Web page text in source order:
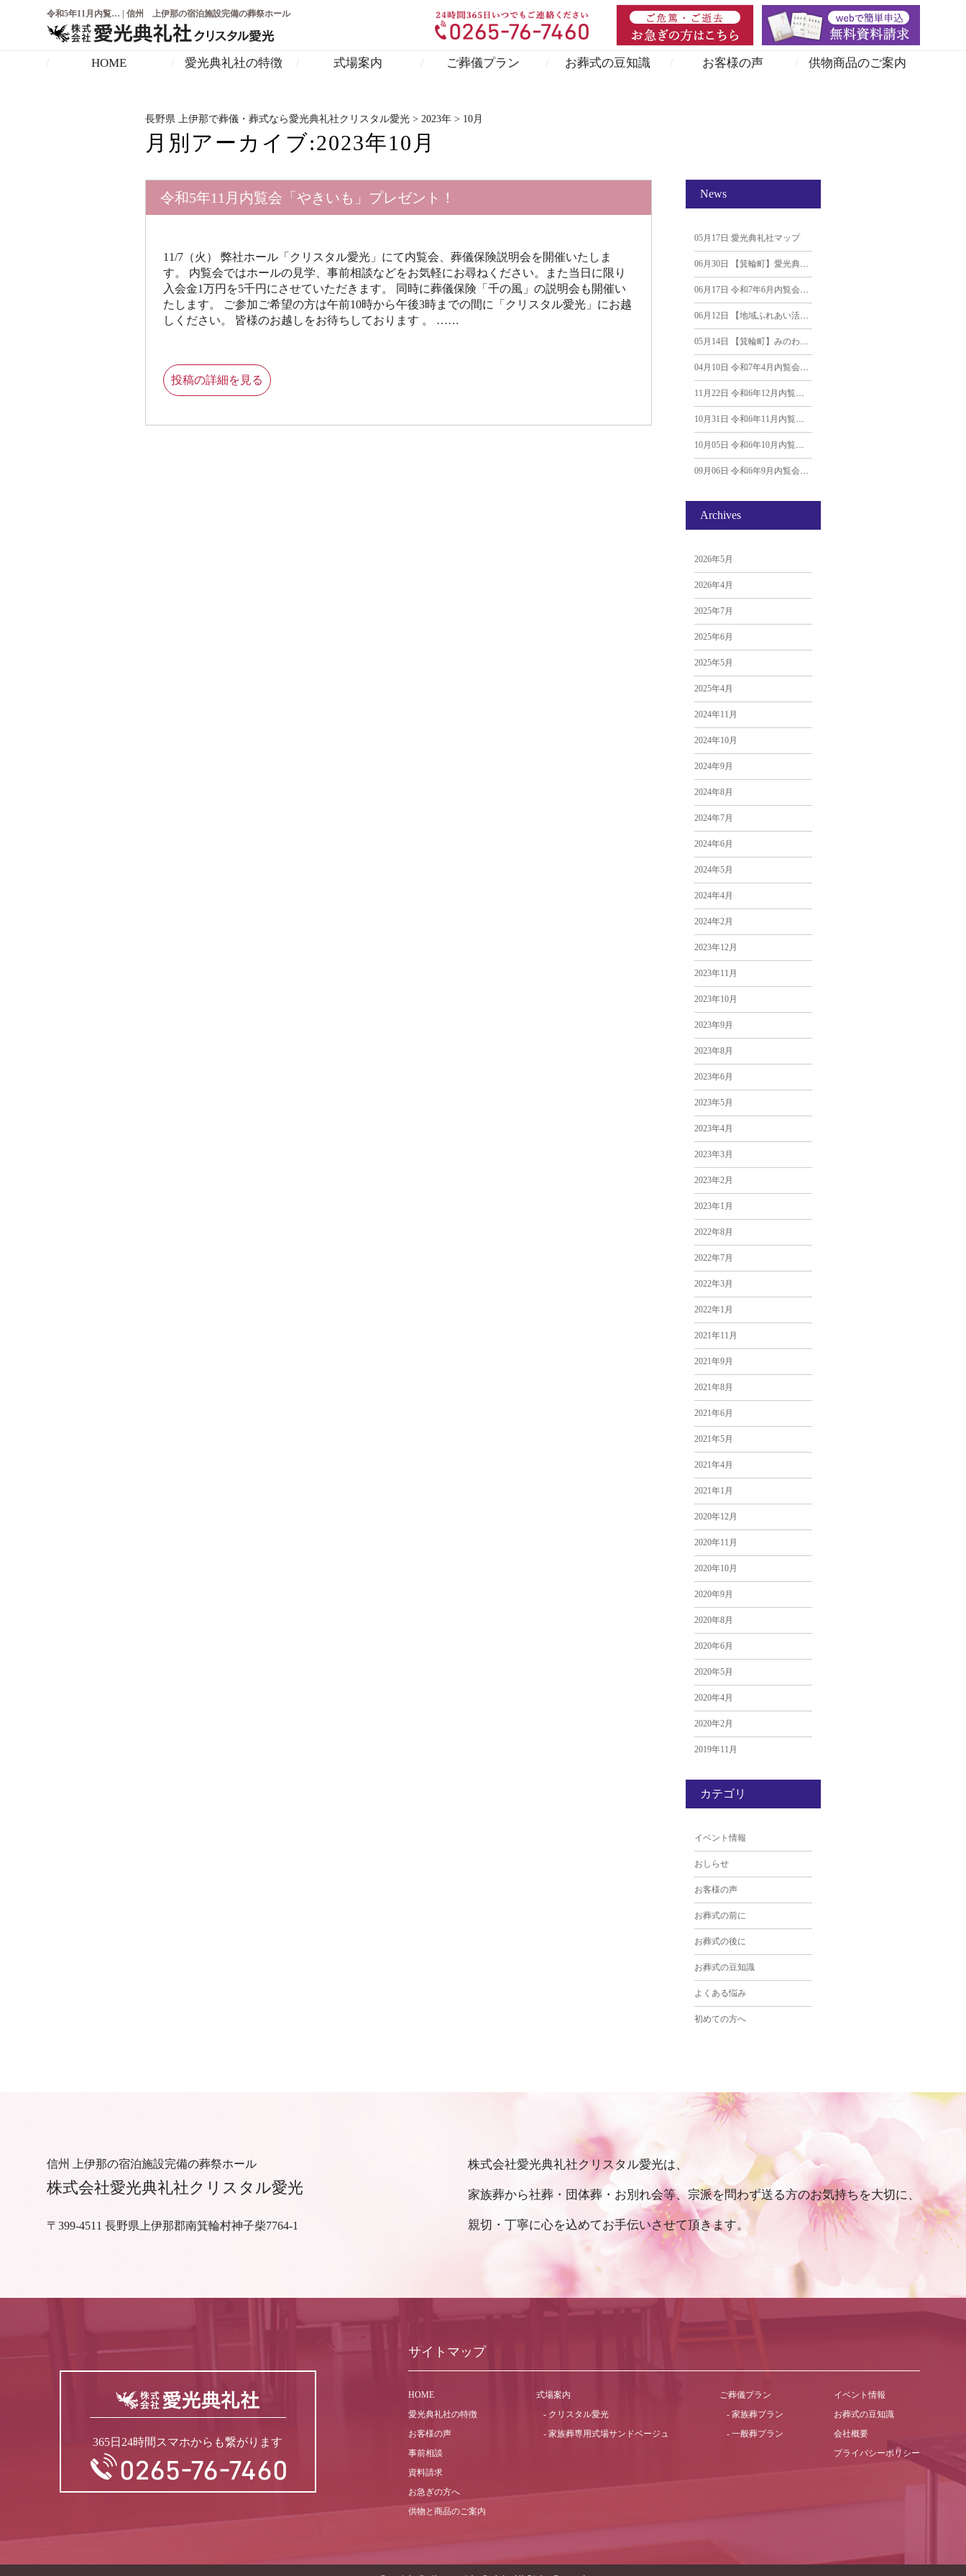
令和5年11月内覧… | 信州 上伊那の宿泊施設完備の葬祭ホール
HOME 愛光典礼社の特徴 式場案内 ご葬儀プラン お葬式の豆知識 お客様の声 供物商品のご案内
長野県 上伊那で葬儀・葬式なら愛光典礼社クリスタル愛光 > 2023年 > 10月
月別アーカイブ:2023年10月
令和5年11月内覧会「やきいも」プレゼント！
11/7（火） 弊社ホール「クリスタル愛光」にて内覧会、葬儀保険説明会を開催いたしま
す。 内覧会ではホールの見学、事前相談などをお気軽にお尋ねください。また当日に限り
入会金1万円を5千円にさせていただきます。 同時に葬儀保険「千の風」の説明会も開催い
たします。 ご参加ご希望の方は午前10時から午後3時までの間に「クリスタル愛光」にお越
しください。 皆様のお越しをお待ちしております 。 ……
投稿の詳細を見る
News
05月17日 愛光典礼社マップ
06月30日 【箕輪町】愛光典礼社主催｜セレモニーホール見学＆葬儀個別相談会のお知らせ
06月17日 令和7年6月内覧会「季節のおはぎ」プレゼント！
06月12日 【地域ふれあい活動】南箕輪村の園児と一緒にバラのアレンジ体験
05月14日 【箕輪町】みのわホールグランドオープンのお知らせ｜愛光典礼社
04月10日 令和7年4月内覧会「あん生シュー」プレゼント！
11月22日 令和6年12月内覧会「マフィン」プレゼント！
10月31日 令和6年11月内覧会「アップルパイ」プレゼント！
10月05日 令和6年10月内覧会「おばけマシュマロ」プレゼント！
09月06日 令和6年9月内覧会「味菓町しばらく様 ずく餅」プレゼント！
Archives
2026年5月
2026年4月
2025年7月
2025年6月
2025年5月
2025年4月
2024年11月
2024年10月
2024年9月
2024年8月
2024年7月
2024年6月
2024年5月
2024年4月
2024年2月
2023年12月
2023年11月
2023年10月
2023年9月
2023年8月
2023年6月
2023年5月
2023年4月
2023年3月
2023年2月
2023年1月
2022年8月
2022年7月
2022年3月
2022年1月
2021年11月
2021年9月
2021年8月
2021年6月
2021年5月
2021年4月
2021年1月
2020年12月
2020年11月
2020年10月
2020年9月
2020年8月
2020年6月
2020年5月
2020年4月
2020年2月
2019年11月
カテゴリ
イベント情報
おしらせ
お客様の声
お葬式の前に
お葬式の後に
お葬式の豆知識
よくある悩み
初めての方へ
信州 上伊那の宿泊施設完備の葬祭ホール
株式会社愛光典礼社クリスタル愛光
〒399-4511 ⻑野県上伊那郡南箕輪村神⼦柴7764-1
株式会社愛光典礼社クリスタル愛光は、
家族葬から社葬・団体葬・お別れ会等、宗派を問わず送る⽅のお気持ちを⼤切に、
親切・丁寧に⼼を込めてお⼿伝いさせて頂きます。
365日24時間スマホからも繋がります
サイトマップ
HOME
愛光典礼社の特徴
お客様の声
事前相談
資料請求
お急ぎの方へ
供物と商品のご案内
式場案内
クリスタル愛光
家族葬専用式場サンドベージュ
ご葬儀プラン
家族葬プラン
一般葬プラン
イベント情報
お葬式の豆知識
会社概要
プライバシーポリシー